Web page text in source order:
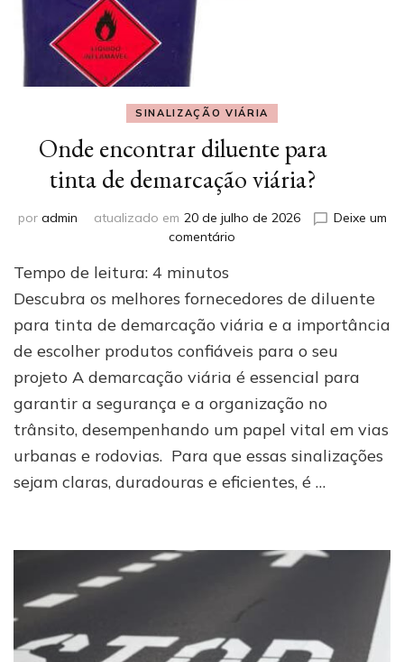
SINALIZAÇÃO VIÁRIA
Onde encontrar diluente para
tinta de demarcação viária?
por admin atualizado em 20 de julho de 2026
Deixe um
comentário
diluente
tinta
de
demarcação
viária?
Tempo de leitura: 4 minutos
Descubra os melhores fornecedores de diluente
para tinta de demarcação viária e a importância
de escolher produtos confiáveis para o seu
projeto A demarcação viária é essencial para
garantir a segurança e a organização no
trânsito, desempenhando um papel vital em vias
urbanas e rodovias. Para que essas sinalizações
sejam claras, duradouras e eficientes, é …